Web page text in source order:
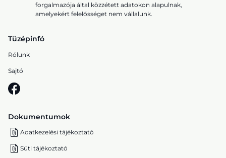
forgalmazója által közzétett adatokon alapulnak,
amelyekért felelősséget nem vállalunk.
Tüzépinfó
Rólunk
Sajtó
Dokumentumok
Adatkezelési tájékoztató
Süti tájékoztató